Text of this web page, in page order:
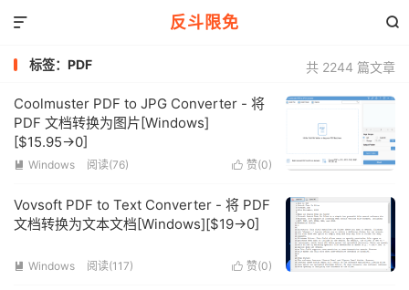
反斗限免 

共 2244 篇文章
标签：PDF
Coolmuster PDF to JPG Converter - 将
PDF 文档转换为图片[Windows]
[$15.95→0]
 赞(0)
 Windows 阅读(76)
Vovsoft PDF to Text Converter - 将 PDF
文档转换为文本文档[Windows][$19→0]
 赞(0)
 Windows 阅读(117)